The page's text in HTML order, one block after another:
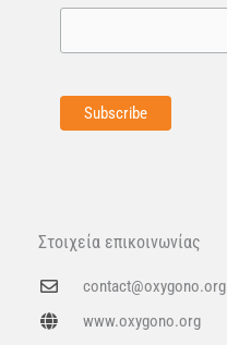
Στοιχεία επικοινωνίας
contact@oxygono.org
www.oxygono.org